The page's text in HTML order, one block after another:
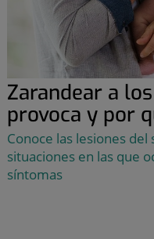
Zarandear a
provoca y por
Conoce las lesiones
situaciones en las que
síntomas